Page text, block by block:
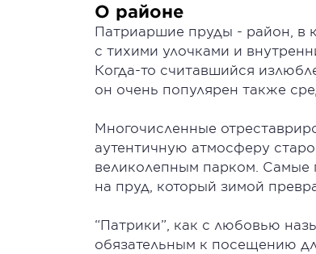
О районе
Патриаршие пруды - район, в
с тихими улочками и
Когда-то считавшийся
он очень популярен также
Многочисленные
аутентичную атмосферу
великолепным парком. Самые
на пруд, который зимой
“Патрики”, как с любовью
обязательным к посещению